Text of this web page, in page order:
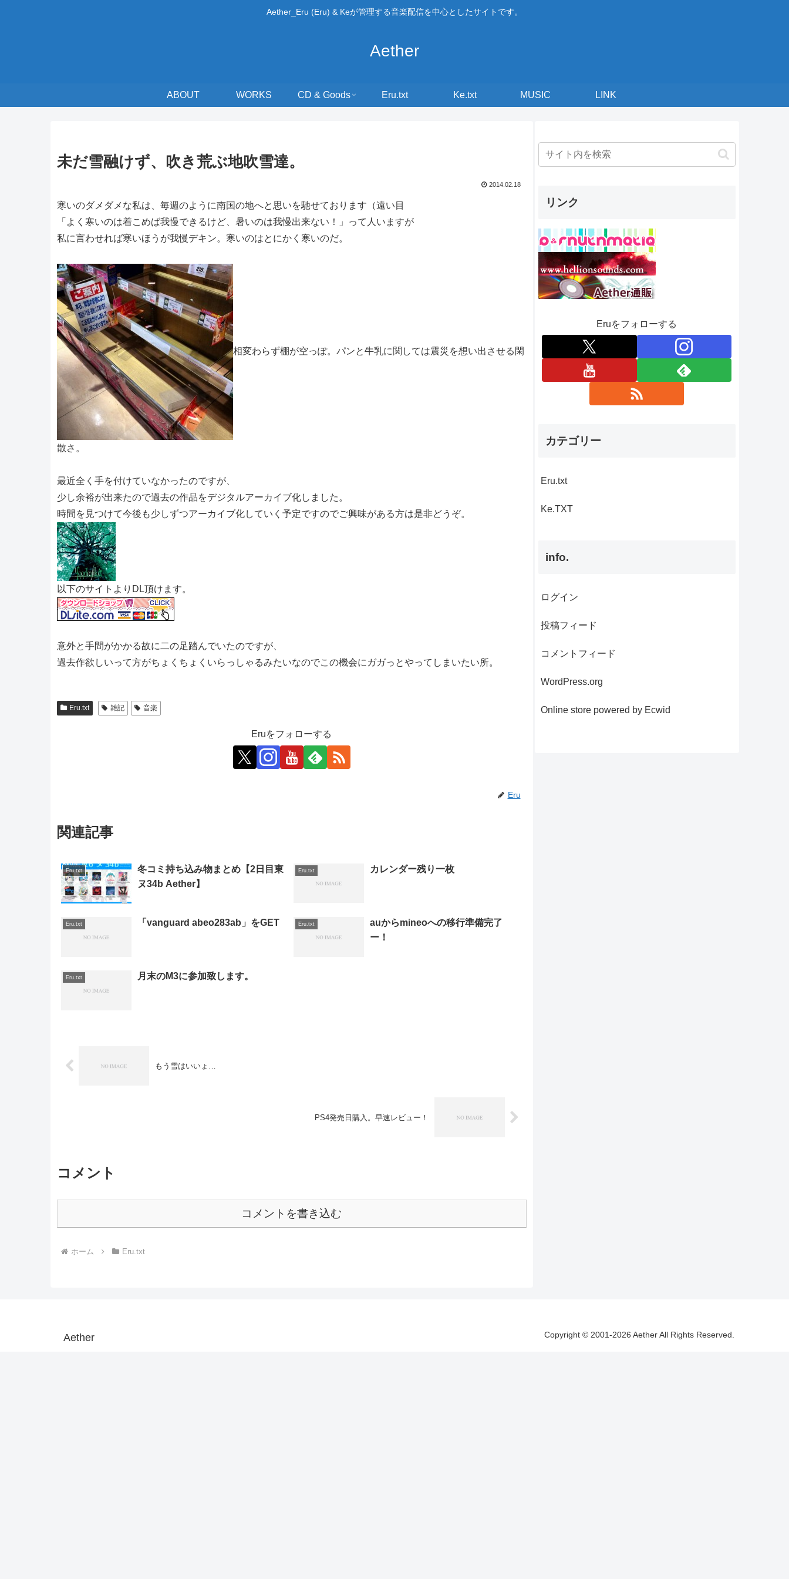
Aether_Eru (Eru) & Keが管理する音楽配信を中心としたサイトです。
Aether
ABOUT WORKS CD & Goods Eru.txt Ke.txt MUSIC LINK
未だ雪融けず、吹き荒ぶ地吹雪達。
2014.02.18
寒いのダメダメな私は、毎週のように南国の地へと思いを馳せております（遠い目
「よく寒いのは着こめば我慢できるけど、暑いのは我慢出来ない！」って人いますが
私に言わせれば寒いほうが我慢デキン。寒いのはとにかく寒いのだ。
相変わらず棚が空っぽ。パンと牛乳に関しては震災を想い出させる閑
散さ。
最近全く手を付けていなかったのですが、
少し余裕が出来たので過去の作品をデジタルアーカイブ化しました。
時間を見つけて今後も少しずつアーカイブ化していく予定ですのでご興味がある方は是非どうぞ。
以下のサイトよりDL頂けます。
意外と手間がかかる故に二の足踏んでいたのですが、
過去作欲しいって方がちょくちょくいらっしゃるみたいなのでこの機会にガガっとやってしまいたい所。
Eru.txt 雑記 音楽
Eruをフォローする
Eru
関連記事
Eru.txt
冬コミ持ち込み物まとめ【2日目東
ヌ34b Aether】
Eru.txt カレンダー残り一枚
Eru.txt 「vanguard abeo283ab」をGET Eru.txt
auからmineoへの移行準備完了
ー！
Eru.txt 月末のM3に参加致します。
もう雪はいいょ…
PS4発売日購入。早速レビュー！
コメント
コメントを書き込む
ホーム Eru.txt
リンク
Eruをフォローする
カテゴリー
Eru.txt
Ke.TXT
info.
ログイン
投稿フィード
コメントフィード
WordPress.org
Online store powered by Ecwid
Aether Copyright © 2001-2026 Aether All Rights Reserved.